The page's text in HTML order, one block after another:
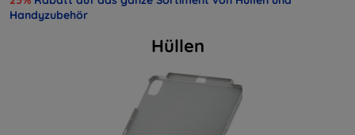
Handyzubehör
Hüllen